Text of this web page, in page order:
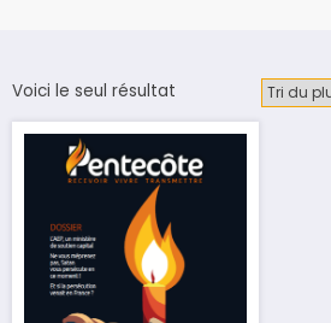
Voici le seul résultat